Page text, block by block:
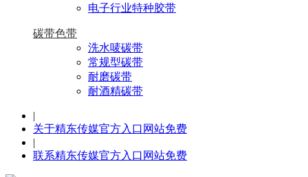
电子行业特种胶带
碳带色带
洗水唛碳带
常规型碳带
耐磨碳带
耐酒精碳带
|
关于精东传媒官方入口网站免费
|
联系精东传媒官方入口网站免费